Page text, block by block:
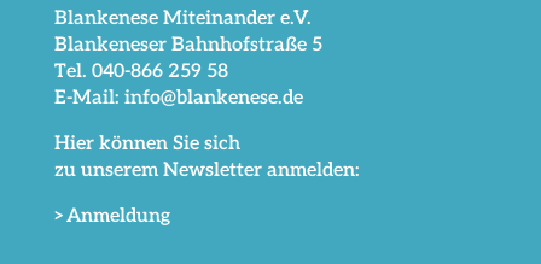
Blankenese Miteinander e.V.
Blankeneser Bahnhofstraße 5
Tel. 040-866 259 58
E-Mail: info@blankenese.de
Hier können Sie sich
zu unserem Newsletter anmelden:
>Anmeldung